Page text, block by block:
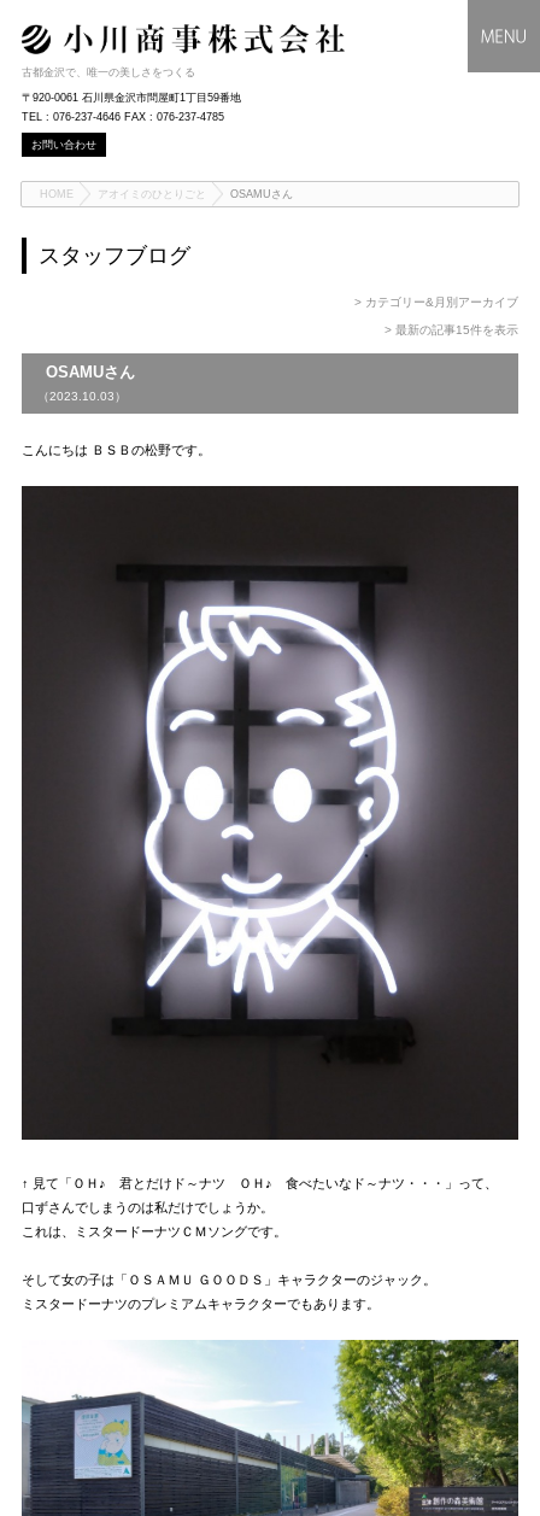
古都金沢で、唯一の美しさをつくる
〒920-0061 石川県金沢市問屋町1丁目59番地
TEL : 076-237-4646 FAX : 076-237-4785
お問い合わせ
HOME アオイミのひとりごと OSAMUさん
スタッフブログ
> カテゴリー&月別アーカイブ
> 最新の記事15件を表示
OSAMUさん
（2023.10.03）
こんにちは ＢＳＢの松野です。
↑ 見て「ＯＨ♪ 君とだけド～ナツ ＯＨ♪ 食べたいなド～ナツ・・・」って、
口ずさんでしまうのは私だけでしょうか。
これは、ミスタードーナツＣＭソングです。
そして女の子は「ＯＳＡＭＵ ＧＯＯＤＳ」キャラクターのジャック。
ミスタードーナツのプレミアムキャラクターでもあります。